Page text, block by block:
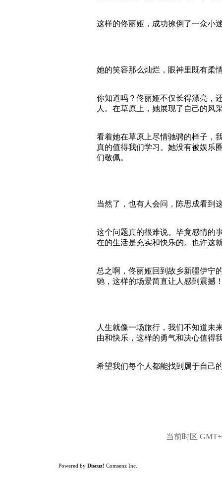
这样的佟丽娅，成功撩倒了一众小
她的笑容那么灿烂，眼神里既有柔
你知道吗？佟丽娅不仅长得漂亮，
人。在草原上，她展现了自己的风
看着她在草原上尽情驰骋的样子，
真的值得我们学习。她没有被娱乐
们敬佩。
当然了，也有人会问，陈思成看到
这个问题真的很难说。毕竟感情的
在的生活是充实和快乐的。也许这
总之啊，佟丽娅回到故乡新疆伊宁
驰，这样的场景简直让人感到震撼
人生就像一场旅行，我们不知道未
由和快乐，这样的勇气和决心值得
希望我们每个人都能找到属于自己
当前时区
Powered by Discuz! Comsenz Inc.